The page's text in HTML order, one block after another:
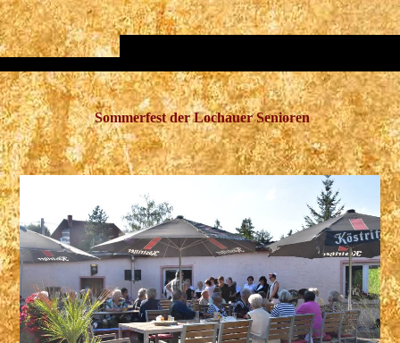
Sommerfest der Lochauer Senioren